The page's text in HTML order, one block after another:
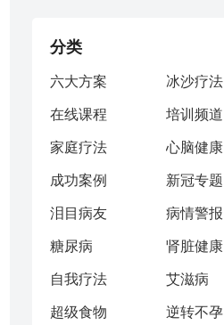
分类
六大方案
冰沙疗法
在线课程
培训频道
家庭疗法
心脑健康
成功案例
新冠专题
泪目病友
病情警报
糖尿病
肾脏健康
自我疗法
艾滋病
超级食物
逆转不孕